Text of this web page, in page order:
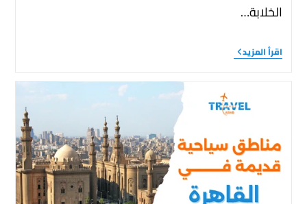
الخلابة…
اقرأ المزيد